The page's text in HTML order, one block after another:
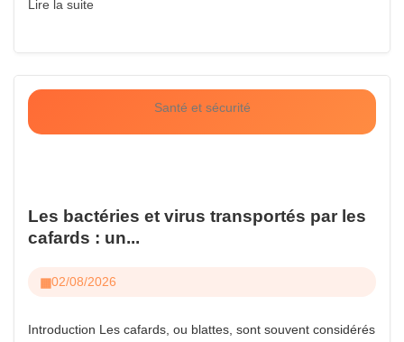
Lire la suite
Santé et sécurité
Les bactéries et virus transportés par les
cafards : un...
02/08/2026
Introduction Les cafards, ou blattes, sont souvent considérés